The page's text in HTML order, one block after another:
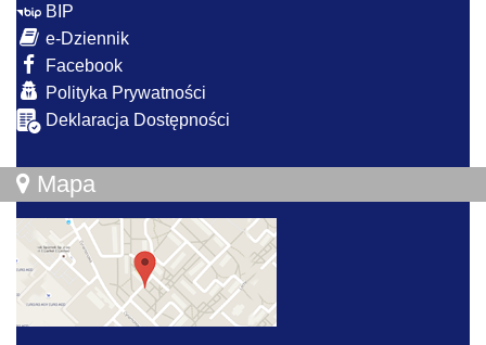
BIP
e-Dziennik
Facebook
Polityka Prywatności
Deklaracja Dostępności
Mapa